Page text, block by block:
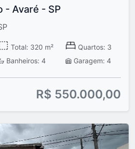
- Avaré - SP
Total: 320 m²
Quartos: 3
Banheiros: 4 Garagem: 4
R$ 550.000,00